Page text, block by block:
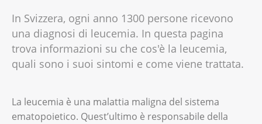
In Svizzera, ogni anno 1300 persone ricevono
una diagnosi di leucemia. In questa pagina
trova informazioni su che cos'è la leucemia,
quali sono i suoi sintomi e come viene trattata.
La leucemia è una malattia maligna del sistema
ematopoietico. Quest’ultimo è responsabile della